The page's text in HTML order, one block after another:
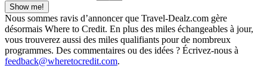
Show me!
Nous sommes ravis d’annoncer que Travel-Dealz.com gère
désormais Where to Credit. En plus des miles échangeables à jour,
vous trouverez aussi des miles qualifiants pour de nombreux
programmes. Des commentaires ou des idées ? Écrivez-nous à
feedback@wheretocredit.com.